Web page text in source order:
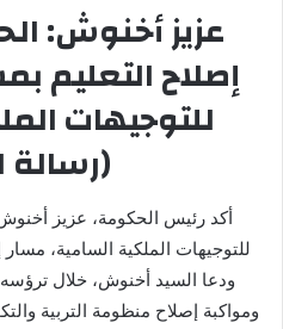
عزيز أخنوش:
إصلاح التعليم
للتوجيهات
(رسالة
أكد رئيس الحكومة، عزيز
للتوجيهات الملكية السامية،
ودعا السيد أخنوش، خلال ترؤسه
ومواكبة إصلاح منظومة التربية